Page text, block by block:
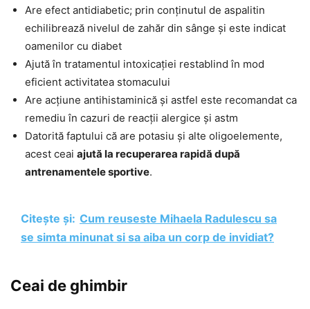
Are efect antidiabetic; prin conținutul de aspalitin
echilibrează nivelul de zahăr din sânge și este indicat
oamenilor cu diabet
Ajută în tratamentul intoxicației restablind în mod
eficient activitatea stomacului
Are acțiune antihistaminică și astfel este recomandat ca
remediu în cazuri de reacții alergice și astm
Datorită faptului că are potasiu și alte oligoelemente,
acest ceai ajută la recuperarea rapidă după
antrenamentele sportive.
Citește și: Cum reuseste Mihaela Radulescu sa
se simta minunat si sa aiba un corp de invidiat?
Ceai de ghimbir